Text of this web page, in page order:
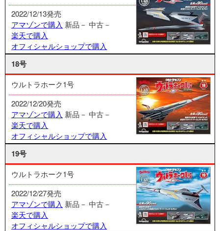
2022/12/13発売
アマゾンで購入 新品－ 中古－
楽天で購入
オフィシャルショップで購入
18号
ウルトラホーク1号
2022/12/20発売
アマゾンで購入 新品－ 中古－
楽天で購入
オフィシャルショップで購入
19号
ウルトラホーク1号
2022/12/27発売
アマゾンで購入 新品－ 中古－
楽天で購入
オフィシャルショップで購入